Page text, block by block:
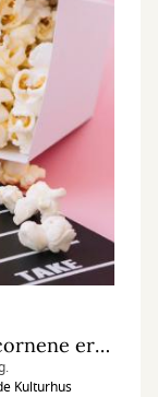
Familiefilm om fredagen - popcornene er klar!
Kulturhus